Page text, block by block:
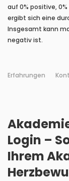
auf 0% positive,
ergibt sich eine
Insgesamt kann
negativ ist.
Erfahrungen
Login –
Ihrem